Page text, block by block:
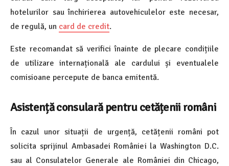
hotelurilor sau închirierea autovehiculelor este necesar,
de regulă, un card de credit.
Este recomandat să verifici înainte de plecare condițiile
de utilizare internațională ale cardului și eventualele
comisioane percepute de banca emitentă.
Asistență consulară pentru cetățenii români
În cazul unor situații de urgență, cetățenii români pot
solicita sprijinul Ambasadei României la Washington D.C.
sau al Consulatelor Generale ale României din Chicago,